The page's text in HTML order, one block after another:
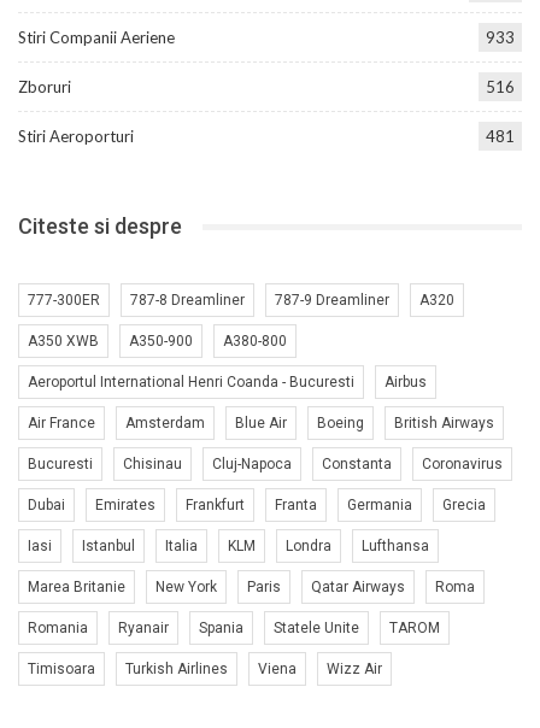
Stiri Companii Aeriene 933
Zboruri 516
Stiri Aeroporturi 481
Citeste si despre
777-300ER 787-8 Dreamliner 787-9 Dreamliner A320
A350 XWB A350-900 A380-800
Aeroportul International Henri Coanda - Bucuresti Airbus
Air France Amsterdam Blue Air Boeing British Airways
Bucuresti Chisinau Cluj-Napoca Constanta Coronavirus
Dubai Emirates Frankfurt Franta Germania Grecia
Iasi Istanbul Italia KLM Londra Lufthansa
Marea Britanie New York Paris Qatar Airways Roma
Romania Ryanair Spania Statele Unite TAROM
Timisoara Turkish Airlines Viena Wizz Air